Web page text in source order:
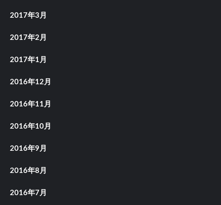
2017年3月
2017年2月
2017年1月
2016年12月
2016年11月
2016年10月
2016年9月
2016年8月
2016年7月